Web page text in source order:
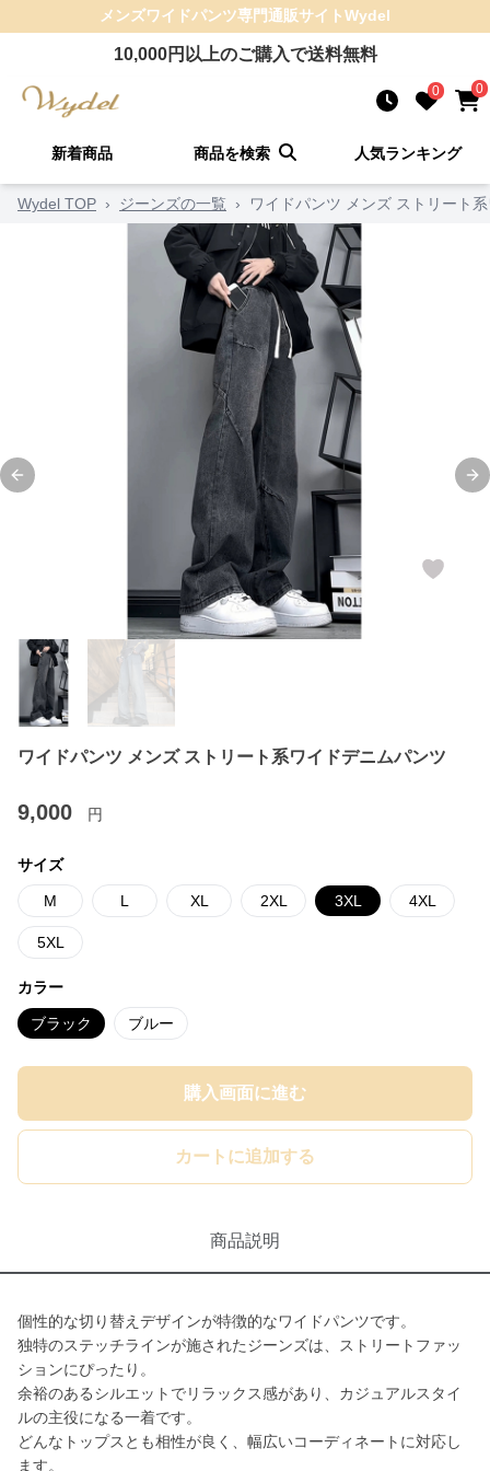
メンズワイドパンツ専門通販サイトWydel
10,000円以上のご購入で送料無料
0 0
新着商品 商品を検索 人気ランキング
Wydel TOP › ジーンズの一覧 › ワイドパンツ メンズ ストリート
Previous slide
ワイドパンツ メンズ ストリート系ワイドデニムパンツ
9,000 円
サイズ
M L XL 2XL 3XL 4XL
5XL
カラー
ブラック ブルー
購入画面に進む
カートに追加する
商品説明
個性的な切り替えデザインが特徴的なワイドパンツです。
独特のステッチラインが施されたジーンズは、ストリートファッ
ションにぴったり。
余裕のあるシルエットでリラックス感があり、カジュアルスタイ
ルの主役になる一着です。
どんなトップスとも相性が良く、幅広いコーディネートに対応し
ます。